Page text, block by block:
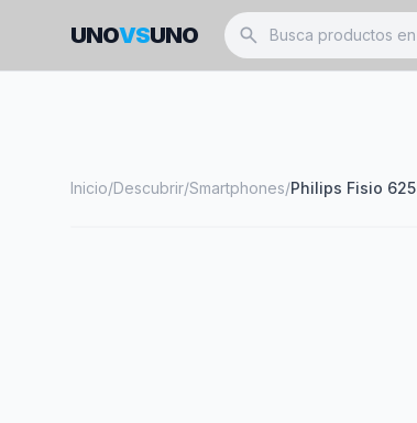
UNOVSUNO search
Inicio/Descubrir/Smartphones/Philips Fisio 625